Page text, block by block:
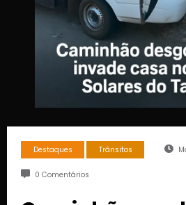
Destaques Trânsitos
0 Comentários